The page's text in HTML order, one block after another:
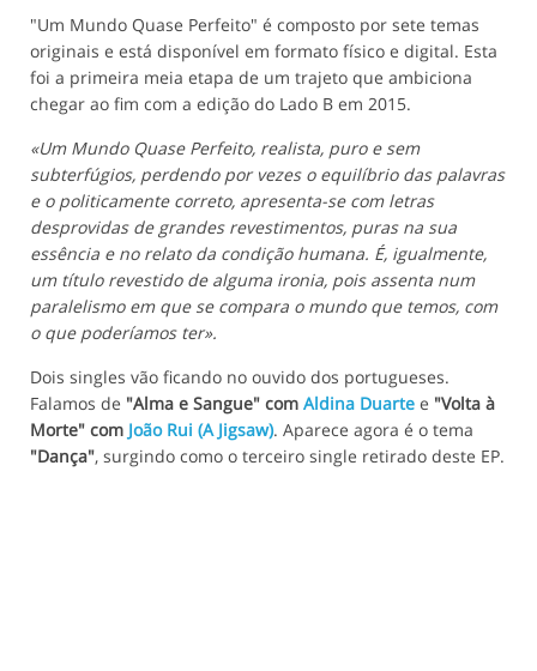
"Um Mundo Quase Perfeito" é composto por sete temas
originais e está disponível em formato físico e digital. Esta
foi a primeira meia etapa de um trajeto que ambiciona
chegar ao fim com a edição do Lado B em 2015.
«Um Mundo Quase Perfeito, realista, puro e sem
subterfúgios, perdendo por vezes o equilíbrio das palavras
e o politicamente correto, apresenta-se com letras
desprovidas de grandes revestimentos, puras na sua
essência e no relato da condição humana. É, igualmente,
um título revestido de alguma ironia, pois assenta num
paralelismo em que se compara o mundo que temos, com
o que poderíamos ter».
Dois singles vão ficando no ouvido dos portugueses.
Falamos de "Alma e Sangue" com Aldina Duarte e "Volta à
Morte" com João Rui (A Jigsaw). Aparece agora é o tema
"Dança", surgindo como o terceiro single retirado deste EP.